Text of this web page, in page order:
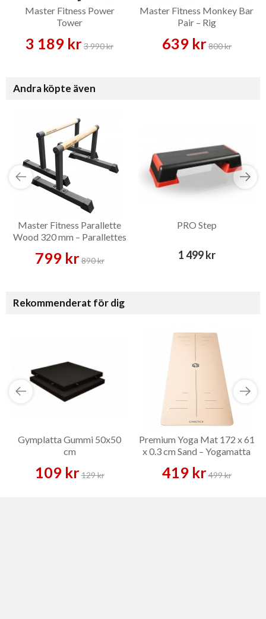
Master Fitness Power
Tower
3 189 kr3 990 kr
Master Fitness Monkey Bar
Pair – Rig
639 kr800 kr
Andra köpte även
Master Fitness Parallette
Wood 320 mm – Parallettes
799 kr890 kr
PRO Step
1 499 kr
Rekommenderat för dig
Gymplatta Gummi 50x50
cm
109 kr129 kr
Premium Yoga Mat 172 x 61
x 0.3 cm Sand – Yogamatta
419 kr499 kr